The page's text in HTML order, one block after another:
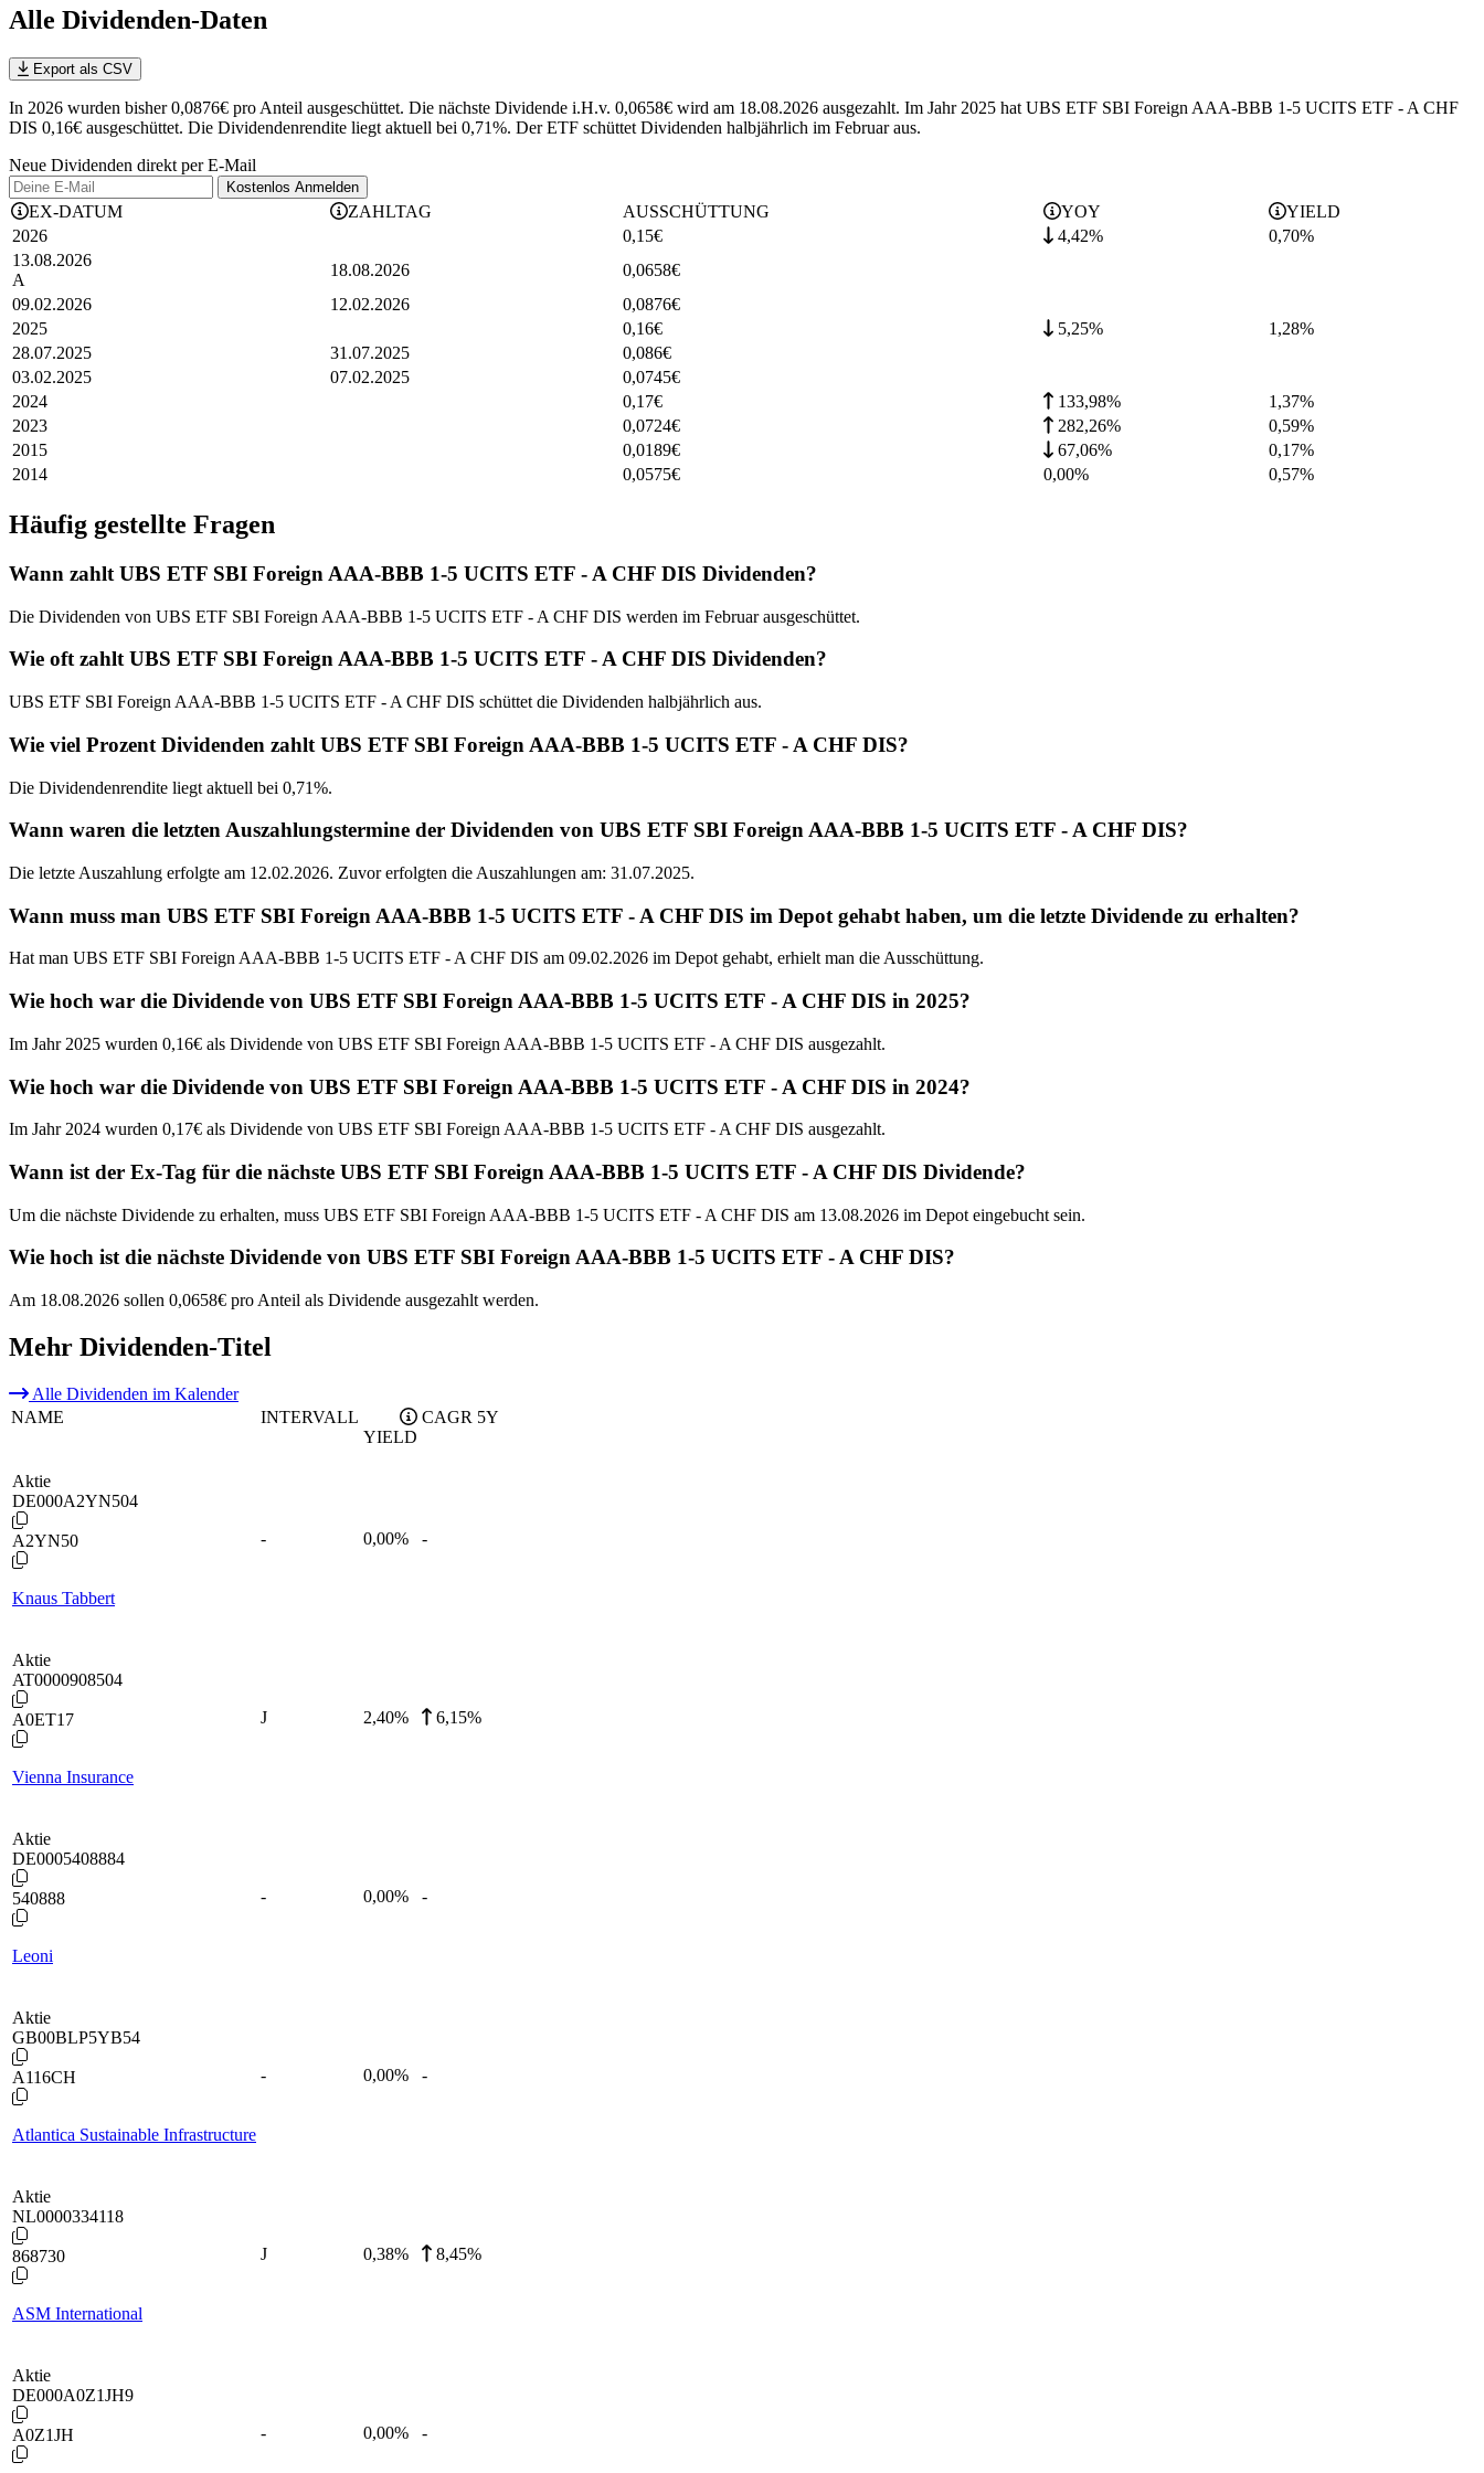
Alle Dividenden-Daten
Export als CSV
In 2026 wurden bisher 0,0876€ pro Anteil ausgeschüttet. Die nächste Dividende i.H.v. 0,0658€ wird am 18.08.2026 ausgezahlt. Im Jahr 2025 hat UBS ETF SBI Foreign AAA-BBB 1-5 UCITS ETF - A CHF
DIS 0,16€ ausgeschüttet. Die Dividendenrendite liegt aktuell bei 0,71%. Der ETF schüttet Dividenden halbjährlich im Februar aus.
Neue Dividenden direkt per E-Mail
Kostenlos Anmelden
EX-DATUM ZAHLTAG AUSSCHÜTTUNG YOY
YIELD
2026
0,15€ 4,42% 0,70%
13.08.2026
A
18.08.2026 0,0658€
09.02.2026
12.02.2026 0,0876€
2025
0,16€ 5,25% 1,28%
28.07.2025
31.07.2025 0,086€
03.02.2025
07.02.2025 0,0745€
2024
0,17€ 133,98% 1,37%
2023
0,0724€ 282,26% 0,59%
2015
0,0189€ 67,06% 0,17%
2014
0,0575€ 0,00% 0,57%
Häufig gestellte Fragen
Wann zahlt UBS ETF SBI Foreign AAA-BBB 1-5 UCITS ETF - A CHF DIS Dividenden?
Die Dividenden von UBS ETF SBI Foreign AAA-BBB 1-5 UCITS ETF - A CHF DIS werden im Februar ausgeschüttet.
Wie oft zahlt UBS ETF SBI Foreign AAA-BBB 1-5 UCITS ETF - A CHF DIS Dividenden?
UBS ETF SBI Foreign AAA-BBB 1-5 UCITS ETF - A CHF DIS schüttet die Dividenden halbjährlich aus.
Wie viel Prozent Dividenden zahlt UBS ETF SBI Foreign AAA-BBB 1-5 UCITS ETF - A CHF DIS?
Die Dividendenrendite liegt aktuell bei 0,71%.
Wann waren die letzten Auszahlungstermine der Dividenden von UBS ETF SBI Foreign AAA-BBB 1-5 UCITS ETF - A CHF DIS?
Die letzte Auszahlung erfolgte am 12.02.2026. Zuvor erfolgten die Auszahlungen am: 31.07.2025.
Wann muss man UBS ETF SBI Foreign AAA-BBB 1-5 UCITS ETF - A CHF DIS im Depot gehabt haben, um die letzte Dividende zu erhalten?
Hat man UBS ETF SBI Foreign AAA-BBB 1-5 UCITS ETF - A CHF DIS am 09.02.2026 im Depot gehabt, erhielt man die Ausschüttung.
Wie hoch war die Dividende von UBS ETF SBI Foreign AAA-BBB 1-5 UCITS ETF - A CHF DIS in 2025?
Im Jahr 2025 wurden 0,16€ als Dividende von UBS ETF SBI Foreign AAA-BBB 1-5 UCITS ETF - A CHF DIS ausgezahlt.
Wie hoch war die Dividende von UBS ETF SBI Foreign AAA-BBB 1-5 UCITS ETF - A CHF DIS in 2024?
Im Jahr 2024 wurden 0,17€ als Dividende von UBS ETF SBI Foreign AAA-BBB 1-5 UCITS ETF - A CHF DIS ausgezahlt.
Wann ist der Ex-Tag für die nächste UBS ETF SBI Foreign AAA-BBB 1-5 UCITS ETF - A CHF DIS Dividende?
Um die nächste Dividende zu erhalten, muss UBS ETF SBI Foreign AAA-BBB 1-5 UCITS ETF - A CHF DIS am 13.08.2026 im Depot eingebucht sein.
Wie hoch ist die nächste Dividende von UBS ETF SBI Foreign AAA-BBB 1-5 UCITS ETF - A CHF DIS?
Am 18.08.2026 sollen 0,0658€ pro Anteil als Dividende ausgezahlt werden.
Mehr Dividenden-Titel
Alle Dividenden im Kalender
NAME
INTERVALL
YIELD
CAGR 5Y
Aktie
DE000A2YN504
A2YN50
Knaus Tabbert
- 0,00% -
Aktie
AT0000908504
A0ET17
Vienna Insurance
J 2,40% 6,15%
Aktie
DE0005408884
540888
Leoni
- 0,00% -
Aktie
GB00BLP5YB54
A116CH
Atlantica Sustainable Infrastructure
- 0,00% -
Aktie
NL0000334118
868730
ASM International
J 0,38% 8,45%
Aktie
DE000A0Z1JH9
A0Z1JH - 0,00% -